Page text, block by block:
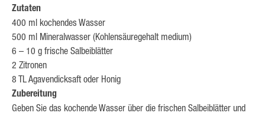
Zutaten
400 ml kochendes Wasser
500 ml Mineralwasser (Kohlensäuregehalt medium)
6 – 10 g frische Salbeiblätter
2 Zitronen
8 TL Agavendicksaft oder Honig
Zubereitung
Geben Sie das kochende Wasser über die frischen Salbeiblätter und